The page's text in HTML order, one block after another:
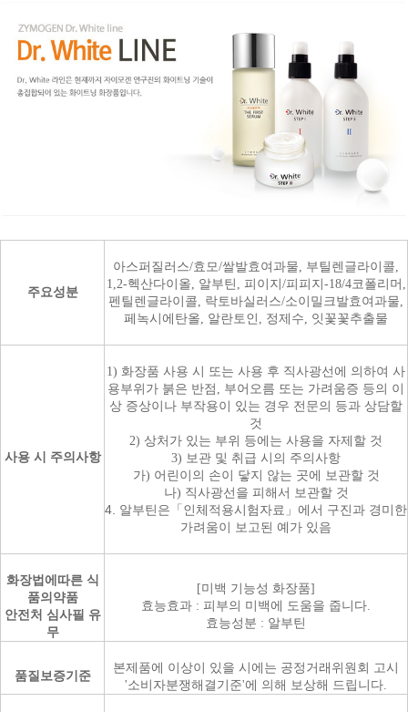
주요성분
아스퍼질러스/효모/쌀발효여과물, 부틸렌글라이콜,
1,2-헥산다이올, 알부틴, 피이지/피피지-18/4코폴리머,
펜틸렌글라이콜, 락토바실러스/소이밀크발효여과물,
페녹시에탄올, 알란토인, 정제수, 잇꽃꽃추출물
사용 시 주의사항
1) 화장품 사용 시 또는 사용 후 직사광선에 의하여 사
용부위가 붉은 반점, 부어오름 또는 가려움증 등의 이
상 증상이나 부작용이 있는 경우 전문의 등과 상담할
것
2) 상처가 있는 부위 등에는 사용을 자제할 것
3) 보관 및 취급 시의 주의사항
가) 어린이의 손이 닿지 않는 곳에 보관할 것
나) 직사광선을 피해서 보관할 것
4. 알부틴은「인체적용시험자료」에서 구진과 경미한
가려움이 보고된 예가 있음
화장법에따른 식
품의약품
안전처 심사필 유
무
[미백 기능성 화장품]
효능효과 : 피부의 미백에 도움을 줍니다.
효능성분 : 알부틴
품질보증기준
본제품에 이상이 있을 시에는 공정거래위원회 고시
'소비자분쟁해결기준'에 의해 보상해 드립니다.